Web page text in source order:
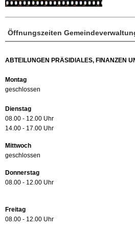
Öffnungszeiten
ABTEILUNGEN PRÄSIDIALES, FINANZEN
Montag
geschlossen
Dienstag
08.00 - 12.00 Uhr
14.00 - 17.00 Uhr
Mittwoch
geschlossen
Donnerstag
08.00 - 12.00 Uhr
Freitag
08.00 - 12.00 Uhr